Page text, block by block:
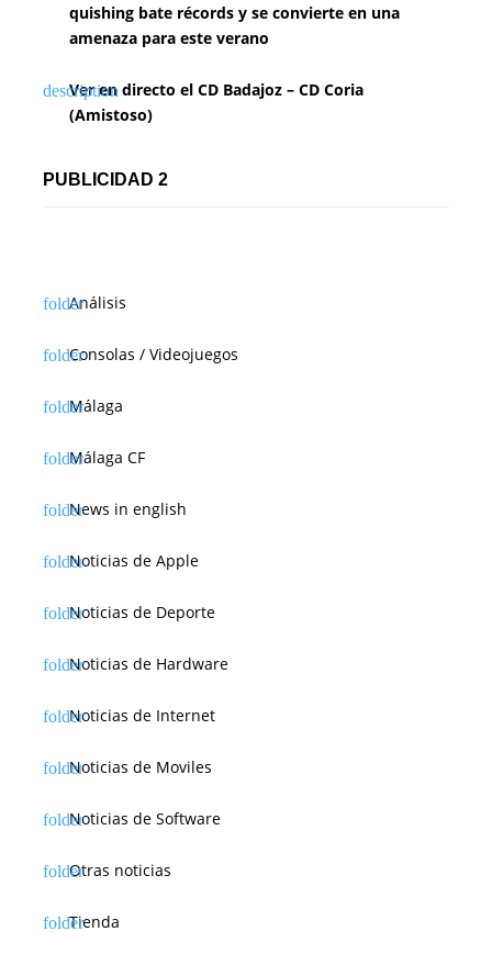
quishing bate récords y se convierte en una
amenaza para este verano
Ver en directo el CD Badajoz – CD Coria
(Amistoso)
PUBLICIDAD 2
Análisis
Consolas / Videojuegos
Málaga
Málaga CF
News in english
Noticias de Apple
Noticias de Deporte
Noticias de Hardware
Noticias de Internet
Noticias de Moviles
Noticias de Software
Otras noticias
Tienda